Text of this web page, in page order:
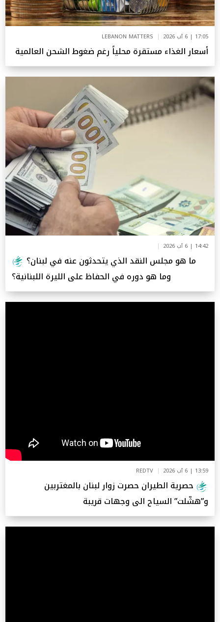
17:05 | 6 آب 2026 LEBANON MATTERS
أسعار الغذاء مستقرة محلياً رغم ضغوط الشحن العالمية
14:42 | 6 آب 2026
وما هو دوره في الحفاظ على الليرة اللبنانية؟
13:59 | 6 آب 2026 REDTV
حصرية الطيران حصرت زوار لبنان بالمغتربين
و”هشّلت” السياح الى وجهات قريبة